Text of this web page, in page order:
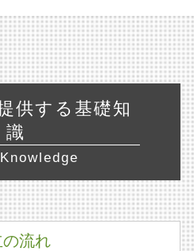
供する基礎知
識
流れ